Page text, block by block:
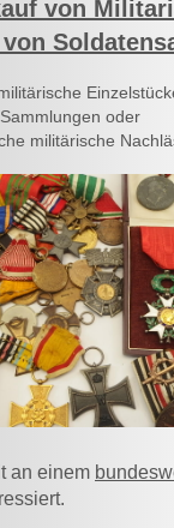
von
Sammlungen oder
militärische
an einem